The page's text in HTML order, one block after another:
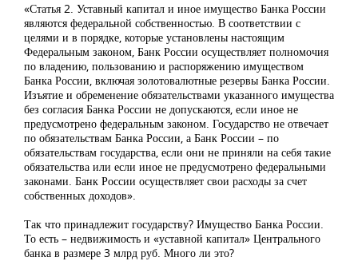
«Статья 2. Уставный капитал и иное имущество Банка России
являются федеральной собственностью. В соответствии с
целями и в порядке, которые установлены настоящим
Федеральным законом, Банк России осуществляет полномочия
по владению, пользованию и распоряжению имуществом
Банка России, включая золотовалютные резервы Банка России.
Изъятие и обременение обязательствами указанного имущества
без согласия Банка России не допускаются, если иное не
предусмотрено федеральным законом. Государство не отвечает
по обязательствам Банка России, а Банк России – по
обязательствам государства, если они не приняли на себя такие
обязательства или если иное не предусмотрено федеральными
законами. Банк России осуществляет свои расходы за счет
собственных доходов».
Так что принадлежит государству? Имущество Банка России.
То есть – недвижимость и «уставной капитал» Центрального
банка в размере 3 млрд руб. Много ли это?